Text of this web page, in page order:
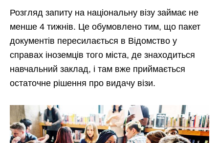
Розгляд запиту на національну візу займає не
менше 4 тижнів. Це обумовлено тим, що пакет
документів пересилається в Відомство у
справах іноземців того міста, де знаходиться
навчальний заклад, і там вже приймається
остаточне рішення про видачу візи.